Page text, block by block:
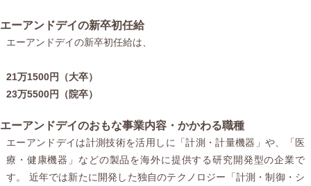
エーアンドデイの新卒初任給
エーアンドデイの新卒初任給は、
21万1500円（大卒）
23万5500円（院卒）
エーアンドデイのおもな事業内容・かかわる職種
エーアンドデイは計測技術を活用しに「計測・計量機器」や、「医
療・健康機器」などの製品を海外に提供する研究開発型の企業で
す。 近年では新たに開発した独自のテクノロジー「計測・制御・シ